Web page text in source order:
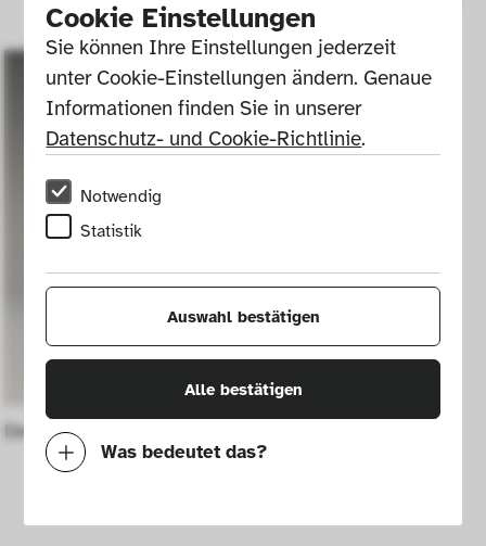
Cookie Einstellungen
Sie können Ihre Einstellungen jederzeit
unter Cookie-Einstellungen ändern. Genaue
Informationen finden Sie in unserer
Datenschutz- und Cookie-Richtlinie.
Notwendig
Statistik
Auswahl bestätigen
Alle bestätigen
Was bedeutet das?
Mit diesen Cookies können wir durch
Deutscher Kleinempfänger DKE 38